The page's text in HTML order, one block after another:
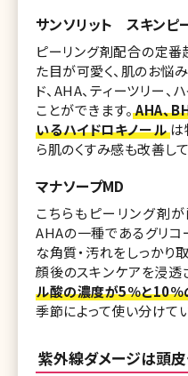
サンソリット スキンピ
ピーリング剤配合の定番
た目が可愛く、肌のお悩
ド、AHA、ティーツリー
ことができます。AHA、
いるハイドロキノールは
ら肌のくすみ感も改善して
マナソープMD
こちらもピーリング剤
AHAの一種であるグリコ
な角質・汚れをしっかり
顔後のスキンケアを浸透
ル酸の濃度が5％と10
季節によって使い分けて
紫外線ダメージは頭